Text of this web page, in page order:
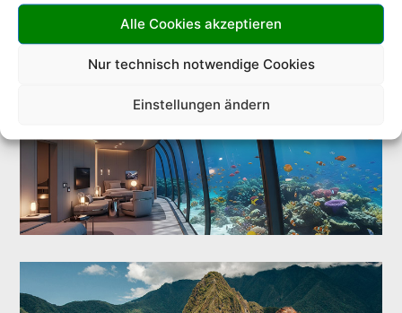
Alle Cookies akzeptieren
Nur technisch notwendige Cookies
Einstellungen ändern
Inspiration. Persönlich für Sie maßgeschneidert, immer
mit dem Blick fürs Detail.